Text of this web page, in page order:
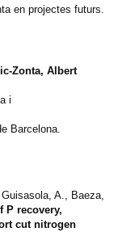
en projectes futurs.
Zonta, Albert
i
Barcelona.
A., Baeza,
P recovery,
cut nitrogen